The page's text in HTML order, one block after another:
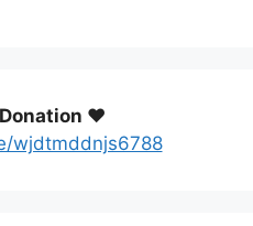
♥️
wjdtmddnjs6788